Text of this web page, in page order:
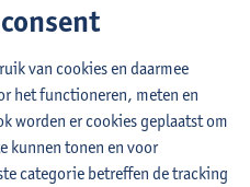
en een profilering
60 studiepunten op:
van 6 studiepunten,
en telkens minimum 6
van cookies en daarmee
het functioneren, meten en
worden er cookies geplaatst om
kunnen tonen en voor
categorie betreffen de tracking